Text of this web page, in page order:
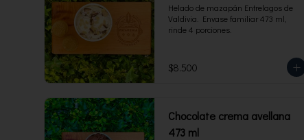
Helado de mazapán Entrelagos de
Valdivia.  Envase familiar 473 ml,
rinde 4 porciones.
$8.500
Chocolate crema avellana
473 ml